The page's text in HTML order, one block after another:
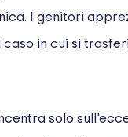
I genitori
in cui si
solo